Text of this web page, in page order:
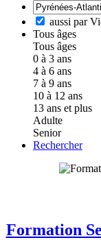
aussi par
Tous âges
Tous âges
0 à 3 ans
4 à 6 ans
7 à 9 ans
10 à 12 ans
13 ans et plus
Adulte
Senior
Rechercher
Formation